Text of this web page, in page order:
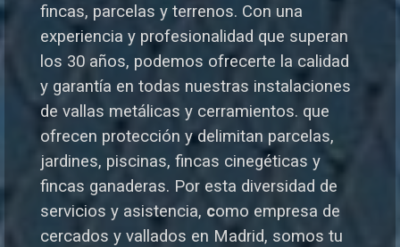
fincas, parcelas y terrenos. Con una
experiencia y profesionalidad que superan
los 30 años, podemos ofrecerte la calidad
y garantía en todas nuestras instalaciones
de vallas metálicas y cerramientos. que
ofrecen protección y delimitan parcelas,
jardines, piscinas, fincas cinegéticas y
fincas ganaderas. Por esta diversidad de
servicios y asistencia, como empresa de
cercados y vallados en Madrid, somos tu